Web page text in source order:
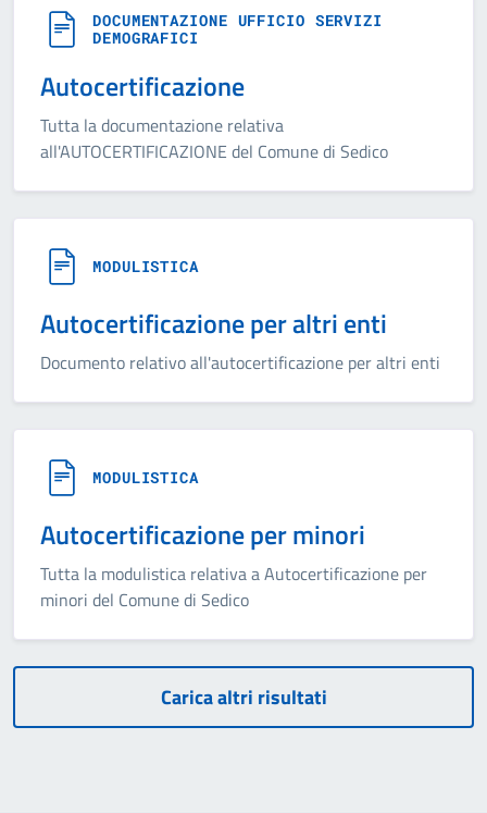
DOCUMENTAZIONE UFFICIO SERVIZI
DEMOGRAFICI
Autocertificazione
Tutta la documentazione relativa
all'AUTOCERTIFICAZIONE del Comune di Sedico
MODULISTICA
Autocertificazione per altri enti
Documento relativo all'autocertificazione per altri enti
MODULISTICA
Autocertificazione per minori
Tutta la modulistica relativa a Autocertificazione per
minori del Comune di Sedico
Carica altri risultati